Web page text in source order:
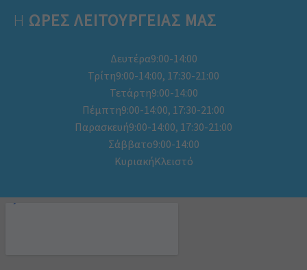
Η ΩΡΕΣ ΛΕΙΤΟΥΡΓΕΊΑΣ ΜΑΣ
Δευτέρα9:00-14:00
Τρίτη9:00-14:00, 17:30-21:00
Τετάρτη9:00-14:00
Πέμπτη9:00-14:00, 17:30-21:00
Παρασκευή9:00-14:00, 17:30-21:00
Σάββατο9:00-14:00
ΚυριακήΚλειστό